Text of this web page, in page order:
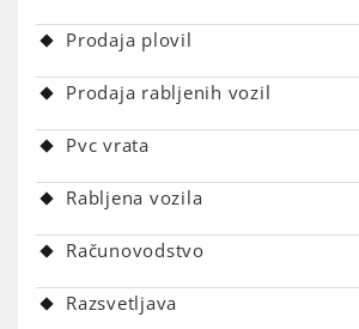
Prodaja plovil
Prodaja rabljenih vozil
Pvc vrata
Rabljena vozila
Računovodstvo
Razsvetljava